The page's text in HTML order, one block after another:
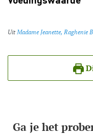
UitMadame Jeanette, Raghenie
Ga je het